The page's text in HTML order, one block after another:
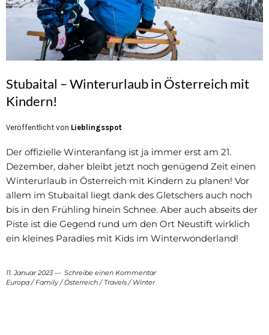
Stubaital – Winterurlaub in Österreich mit
Kindern!
Veröffentlicht von Lieblingsspot
Der offizielle Winteranfang ist ja immer erst am 21.
Dezember, daher bleibt jetzt noch genügend Zeit einen
Winterurlaub in Österreich mit Kindern zu planen! Vor
allem im Stubaital liegt dank des Gletschers auch noch
bis in den Frühling hinein Schnee. Aber auch abseits der
Piste ist die Gegend rund um den Ort Neustift wirklich
ein kleines Paradies mit Kids im Winterwonderland!
11. Januar 2023
Schreibe einen Kommentar
Europa / Family/Österreich / Travels / Winter